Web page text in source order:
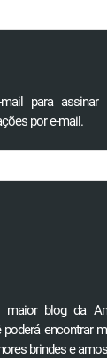
para
por e-mail.
maior blog da
encontrar
brindes e